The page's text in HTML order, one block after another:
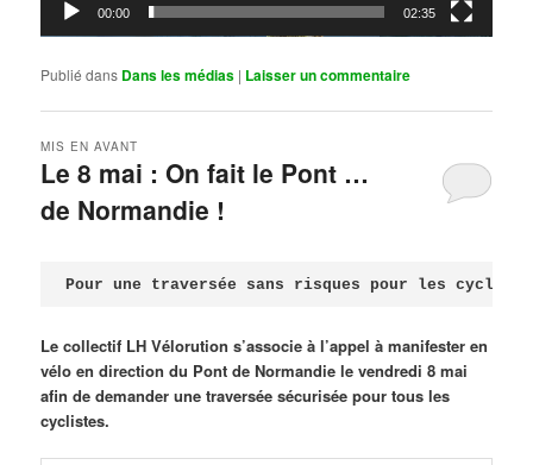
00:00 02:35
Publié dans Dans les médias | Laisser un commentaire
Le 8 mai : On fait le Pont …
de Normandie !
MIS EN AVANT
Pour une traversée sans risques pour les
Le collectif LH Vélorution s’associe à l’appel à manifester en
vélo en direction du Pont de Normandie le vendredi 8 mai
afin de demander une traversée sécurisée pour tous les
cyclistes.